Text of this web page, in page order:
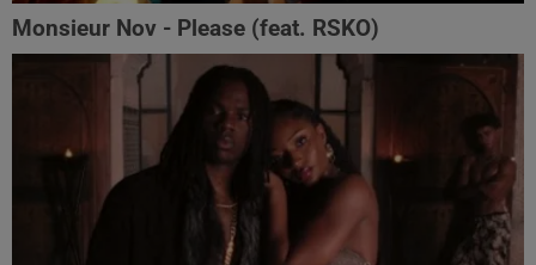
Monsieur Nov‬ - Please (feat. RSKO)